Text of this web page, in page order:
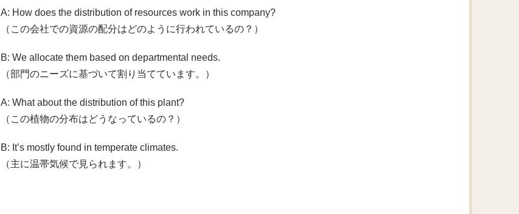
A: How does the distribution of resources work in this company?
（この会社での資源の配分はどのように行われているの？）
B: We allocate them based on departmental needs.
（部門のニーズに基づいて割り当てています。）
A: What about the distribution of this plant?
（この植物の分布はどうなっているの？）
B: It’s mostly found in temperate climates.
（主に温帯気候で見られます。）